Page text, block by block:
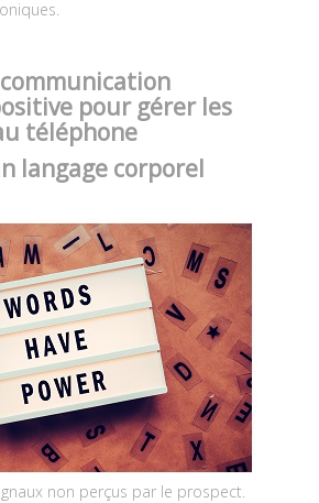
pour gérer les
téléphone
langage corporel
non perçus par le prospect.